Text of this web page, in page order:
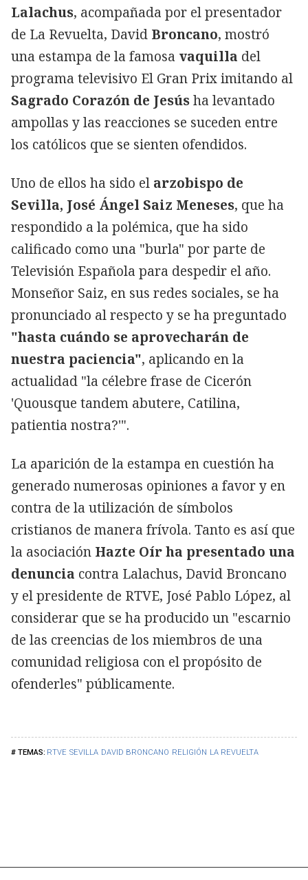
RTVE SEVILLA DAVID BRONCANO RELIGIÓN LA REVUELTA
Lalachus, acompañada por el presentador
de La Revuelta, David Broncano, mostró
una estampa de la famosa vaquilla del
programa televisivo El Gran Prix imitando al
Sagrado Corazón de Jesúsha levantado
ampollas y las reacciones se suceden entre
los católicos que se sienten ofendidos.
Uno de ellos ha sido el arzobispo de
Sevilla, José Ángel Saiz Meneses, que ha
respondido a la polémica, que ha sido
calificado como una "burla" por parte de
Televisión Española para despedir el año.
Monseñor Saiz, en sus redes sociales, se ha
pronunciado al respecto y se ha preguntado
"hasta cuándo se aprovecharán de
nuestra paciencia", aplicando en la
actualidad "la célebre frase de Cicerón
'Quousque tandem abutere, Catilina,
patientia nostra?'".
La aparición de la estampa en cuestión ha
generado numerosas opiniones a favor y en
contra de la utilización de símbolos
cristianos de manera frívola. Tanto es así que
la asociación Hazte Oír ha presentado una
denuncia contra Lalachus, David Broncano
y el presidente de RTVE, José Pablo López, al
considerar que se ha producido un "escarnio
de las creencias de los miembros de una
comunidad religiosa con el propósito de
ofenderles" públicamente.